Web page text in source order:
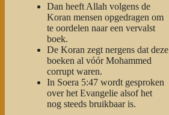
Dan heeft Allah volgens de
Koran mensen opgedragen om
te oordelen naar een vervalst
boek.
De Koran zegt nergens dat deze
boeken al vóór Mohammed
corrupt waren.
In Soera 5:47 wordt gesproken
over het Evangelie alsof het
nog steeds bruikbaar is.